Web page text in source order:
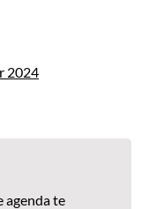
2024
agenda te